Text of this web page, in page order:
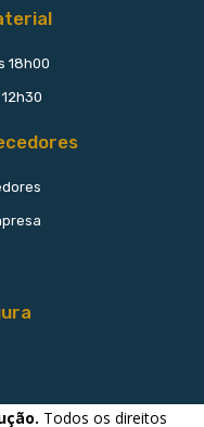
18h00
Todos os direitos